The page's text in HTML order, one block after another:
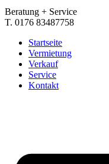
Beratung + Service
T. 0176 83487758
Startseite
Vermietung
Verkauf
Service
Kontakt